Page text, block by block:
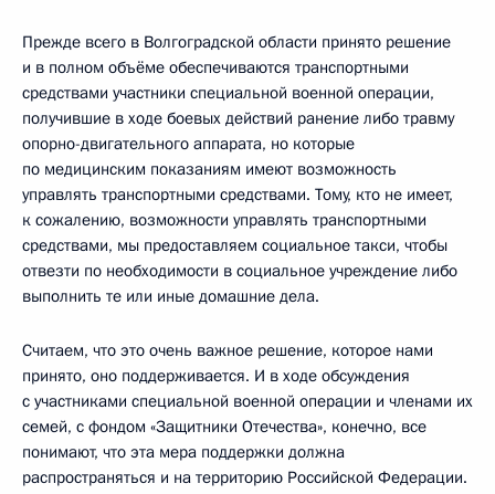
Прежде всего в Волгоградской области принято решение
и в полном объёме обеспечиваются транспортными
средствами участники специальной военной операции,
получившие в ходе боевых действий ранение либо травму
опорно-двигательного аппарата, но которые
по медицинским показаниям имеют возможность
управлять транспортными средствами. Тому, кто не имеет,
к сожалению, возможности управлять транспортными
средствами, мы предоставляем социальное такси, чтобы
отвезти по необходимости в социальное учреждение либо
выполнить те или иные домашние дела.
Считаем, что это очень важное решение, которое нами
принято, оно поддерживается. И в ходе обсуждения
с участниками специальной военной операции и членами их
семей, с фондом «Защитники Отечества», конечно, все
понимают, что эта мера поддержки должна
распространяться и на территорию Российской Федерации.